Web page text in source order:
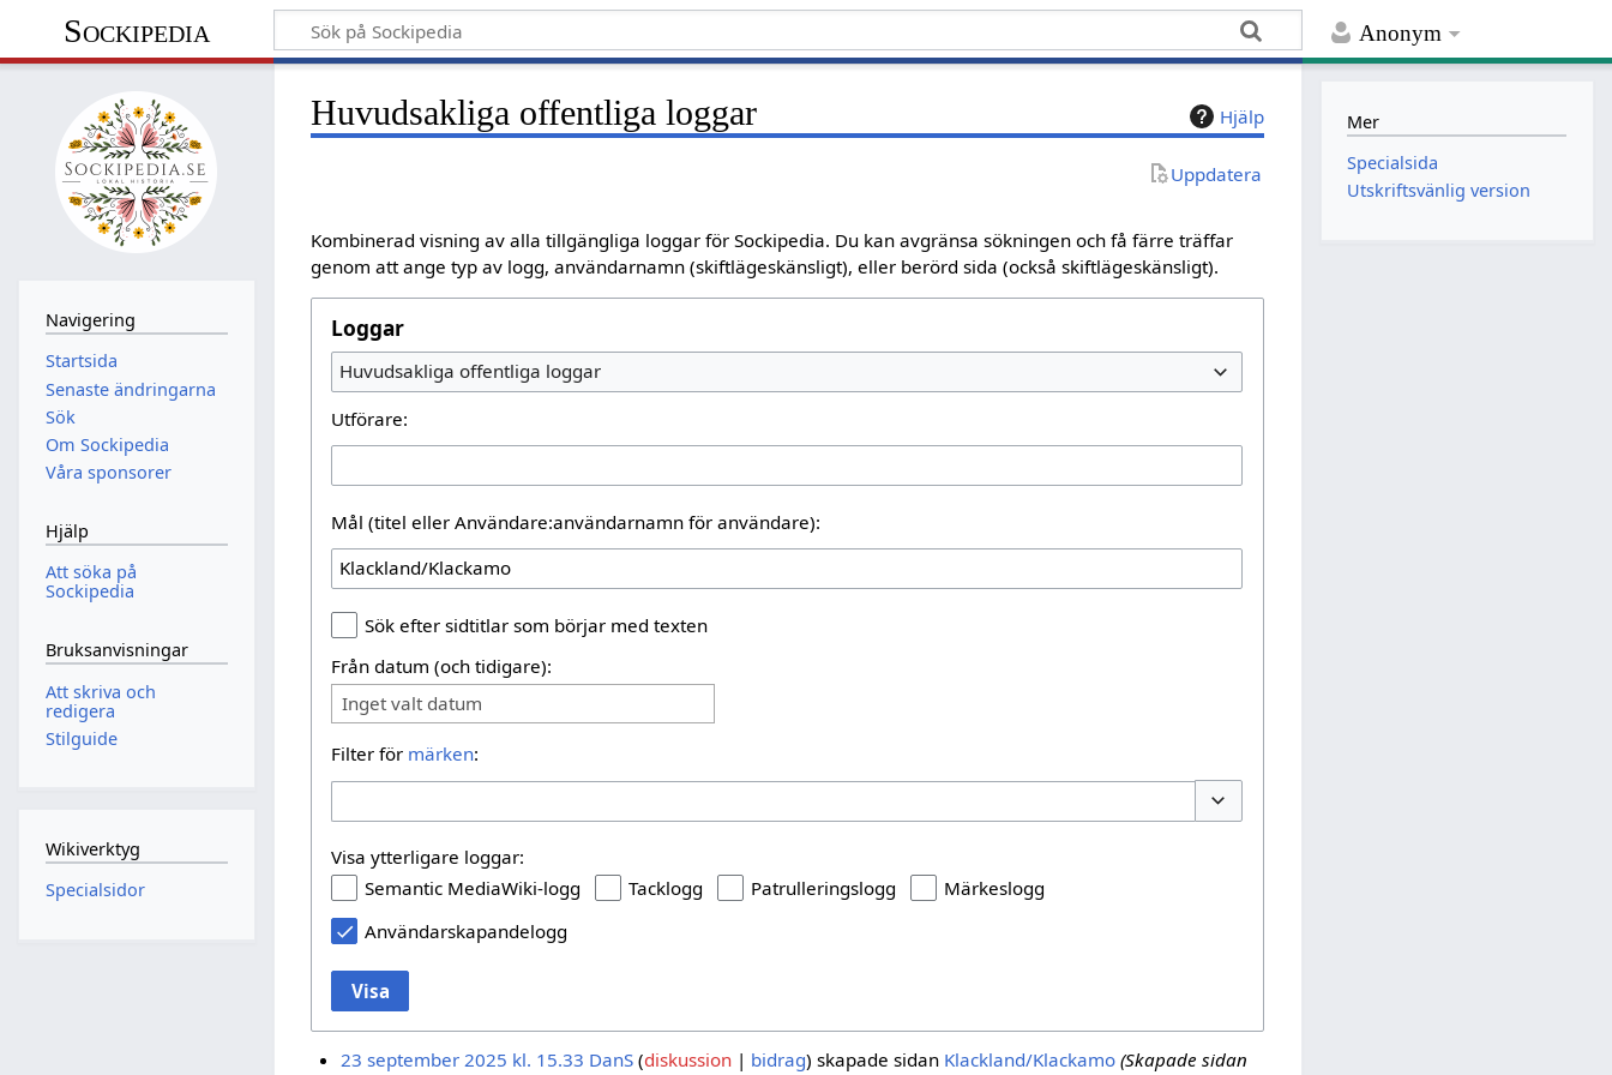
Anonym
Sockipedia
Hjälp
Huvudsakliga offentliga loggar
Uppdatera
Kombinerad visning av alla tillgängliga loggar för Sockipedia. Du kan avgränsa sökningen och få färre träffar
genom att ange typ av logg, användarnamn (skiftlägeskänsligt), eller berörd sida (också skiftlägeskänsligt).
Loggar
Huvudsakliga offentliga loggar
Utförare:
Mål (titel eller Användare:användarnamn för användare):
Sök efter sidtitlar som börjar med texten
Från datum (och tidigare):
Inget valt datum
Filter för märken:
Visa ytterligare loggar:
Semantic MediaWiki-logg
Tacklogg Patrulleringslogg
Märkeslogg
Användarskapandelogg
Visa
23 september 2025 kl. 15.33 DanS diskussion bidrag skapade sidan Klackland/Klackamo (Skapade sidan
Navigering
Startsida
Senaste ändringarna
Sök
Om Sockipedia
Våra sponsorer
Hjälp
Att söka på
Sockipedia
Bruksanvisningar
Att skriva och
redigera
Stilguide
Wikiverktyg
Specialsidor
Mer
Specialsida
Utskriftsvänlig version